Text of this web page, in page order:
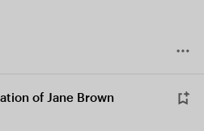
of Jane Brown